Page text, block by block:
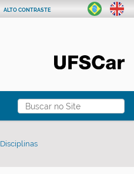
Busca
Busca Avançada…
ALTO CONTRASTE
Disciplinas